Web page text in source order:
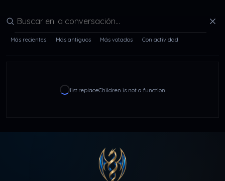
Buscar en la conversación
Más recientes Más antiguos Más votados Con actividad
list.replaceChildren is not a function